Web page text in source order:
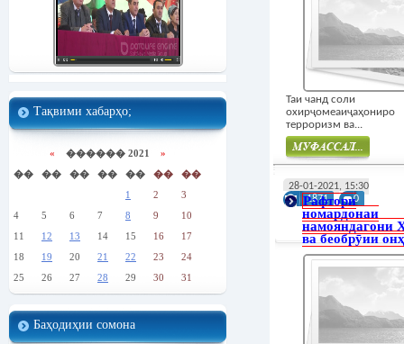
Тақвими хабарҳо;
« ������ 2021 »
��
�� �� �� �� ��
��
1
2
3
4
5 6 7 8 9
10
11
12 13 14 15 16
17
18
19 20 21 22 23
24
25
26 27 28 29 30 31
Баҳодиҳии сомона
Таи чанд соли
охирҷомеаиҷаҳониро
терроризм ва...
28-01-2021, 15:30
1871
0
Рафтори
номардонаи
намояндагони
ва беобрӯии